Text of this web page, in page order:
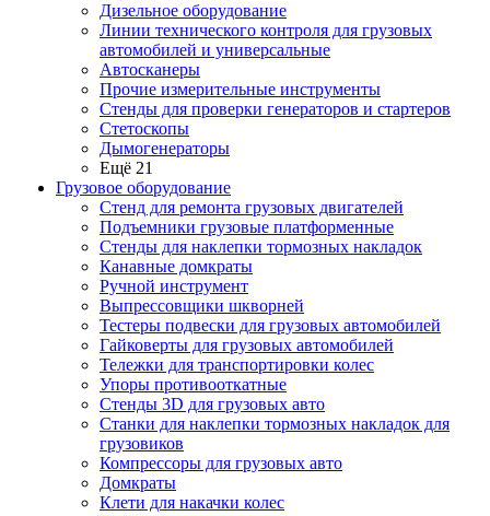
Дизельное оборудование
Линии технического контроля для грузовых
автомобилей и универсальные
Автосканеры
Прочие измерительные инструменты
Стенды для проверки генераторов и стартеров
Стетоскопы
Дымогенераторы
Ещё 21
Грузовое оборудование
Стенд для ремонта грузовых двигателей
Подъемники грузовые платформенные
Стенды для наклепки тормозных накладок
Канавные домкраты
Ручной инструмент
Выпрессовщики шкворней
Тестеры подвески для грузовых автомобилей
Гайковерты для грузовых автомобилей
Тележки для транспортировки колес
Упоры противооткатные
Стенды 3D для грузовых авто
Станки для наклепки тормозных накладок для
грузовиков
Компрессоры для грузовых авто
Домкраты
Клети для накачки колес